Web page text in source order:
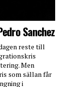
Sanchez
reste till
Men
som sällan får
i